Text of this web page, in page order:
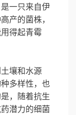
一只来自伊
产的菌株，
得起青霉
壤和水源
多样性，也
，随着抗生
潜力的细菌